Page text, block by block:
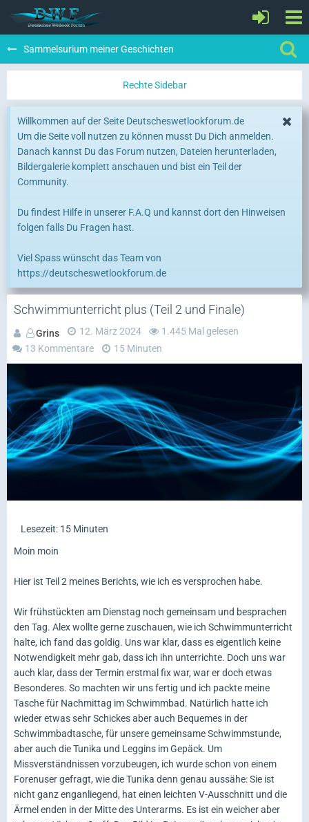
Sammelsurium meiner Geschichten
Willkommen auf der Seite Deutscheswetlookforum.de
Um die Seite voll nutzen zu können musst Du Dich anmelden.
Danach kannst Du das Forum nutzen, Dateien herunterladen,
Bildergalerie komplett anschauen und bist ein Teil der
Community.
Du findest Hilfe in unserer F.A.Q und kannst dort den Hinweisen
folgen falls Du Fragen hast.
Viel Spass wünscht das Team von
https://deutscheswetlookforum.de
Schwimmunterricht plus (Teil 2 und Finale)
Grins 12. März 2024
1.445 Mal gelesen
13 Kommentare
15 Minuten
Lesezeit: 15 Minuten
Moin moin
Hier ist Teil 2 meines Berichts, wie ich es versprochen habe.
Wir frühstückten am Dienstag noch gemeinsam und besprachen
den Tag. Alex wollte gerne zuschauen, wie ich Schwimmunterricht
halte, ich fand das goldig. Uns war klar, dass es eigentlich keine
Notwendigkeit mehr gab, dass ich ihn unterrichte. Doch uns war
auch klar, dass der Termin erstmal fix war, war er doch etwas
Besonderes. So machten wir uns fertig und ich packte meine
Tasche für Nachmittag im Schwimmbad. Natürlich hatte ich
wieder etwas sehr Schickes aber auch Bequemes in der
Schwimmbadtasche, für unsere gemeinsame Schwimmstunde,
aber auch die Tunika und Leggins im Gepäck. Um
Missverständnissen vorzubeugen, ich wurde schon von einem
Forenuser gefragt, wie die Tunika denn genau aussähe: Sie ist
nicht ganz enganliegend, hat einen leichten V-Ausschnitt und die
Ärmel enden in der Mitte des Unterarms. Es ist ein weicher aber